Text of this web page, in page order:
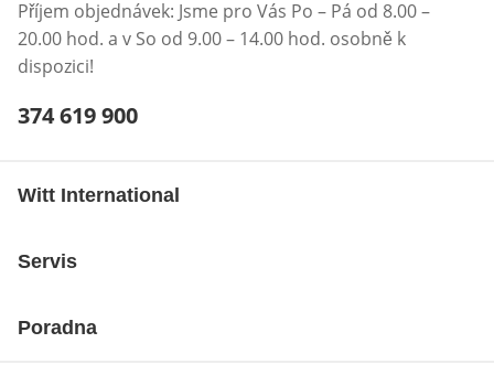
Příjem objednávek: Jsme pro Vás Po – Pá od 8.00 –
20.00 hod. a v So od 9.00 – 14.00 hod. osobně k
dispozici!
Telefonní číslo:
374 619 900
Witt International
Servis
Poradna